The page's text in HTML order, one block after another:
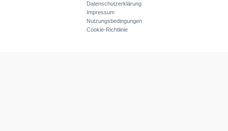
Datenschutzerklärung
Impressum
Nutzungsbedingungen
Cookie-Richtlinie